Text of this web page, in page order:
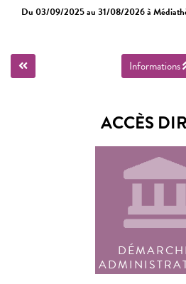
Du 03/09/2025 au 31/08/2026 à
Informations
ACCÈS